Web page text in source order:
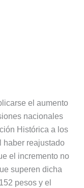
el aumento
nacionales
Histórica a los
haber reajustado
el incremento no
superen dicha
pesos y el